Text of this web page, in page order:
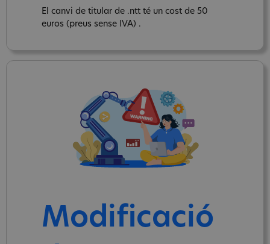
El canvi de titular de .ntt té un cost de 50
euros (preus sense IVA) .
Modificació